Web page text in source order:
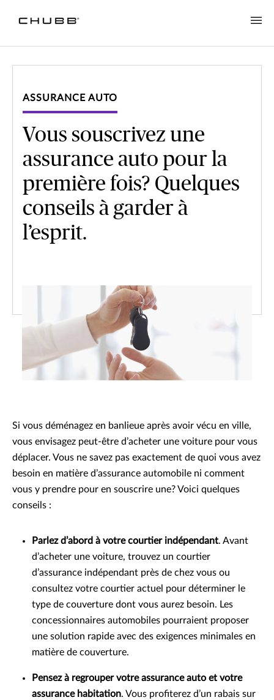
ASSURANCE AUTO
Vous souscrivez une
assurance auto pour la
première fois? Quelques
conseils à garder à
l’esprit.
Si vous déménagez en banlieue après avoir vécu en ville,
vous envisagez peut-être d’acheter une voiture pour vous
déplacer. Vous ne savez pas exactement de quoi vous avez
besoin en matière d’assurance automobile ni comment
vous y prendre pour en souscrire une? Voici quelques
conseils :
Parlez d’abord à votre courtier indépendant. Avant
d’acheter une voiture, trouvez un courtier
d’assurance indépendant près de chez vous ou
consultez votre courtier actuel pour déterminer le
type de couverture dont vous aurez besoin. Les
concessionnaires automobiles pourraient proposer
une solution rapide avec des exigences minimales en
matière de couverture.
Pensez à regrouper votre assurance auto et votre
assurance habitation. Vous profiterez d’un rabais sur